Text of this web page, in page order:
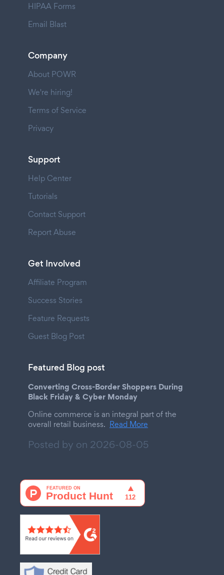
HIPAA Forms
Email Blast
Company
About POWR
We're hiring!
Terms of Service
Privacy
Support
Help Center
Tutorials
Contact Support
Report Abuse
Get Involved
Affiliate Program
Success Stories
Feature Requests
Guest Blog Post
Featured Blog post
Converting Cross-Border Shoppers During
Black Friday & Cyber Monday
Online commerce is an integral part of the
overall retail business. Read More
Posted by on 2026-08-05